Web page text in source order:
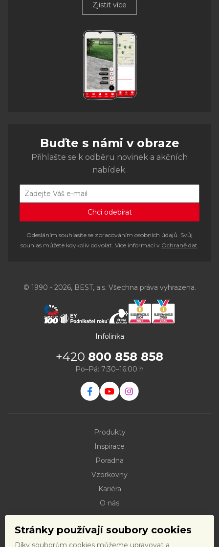
Stránky používají soubory cookies
Díky souborům cookies můžeme upravovat a
Zjistit více
Buďte s námi v obraze
Přihlašte se k odběru novinek a akčních
nabídek.
Odesláním souhlasíte se zpracováním osobních údajů. Svůj
souhlas můžete kdykoliv odvolat. Více informací v Ochraně dat.
© 1990 - 2026, BEST, a.s. Všechna práva vyhrazena.
Infolinka
+420 800 858 858
Po–Pá: 7:30–16:00 h
Produkty
Inspirace
Poradna
Vzorkovny
Kariéra
O nás
Dokumenty ke stažení